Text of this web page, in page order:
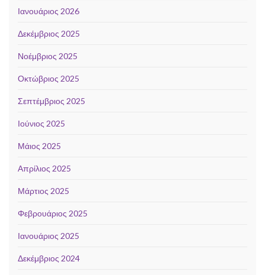
Ιανουάριος 2026
Δεκέμβριος 2025
Νοέμβριος 2025
Οκτώβριος 2025
Σεπτέμβριος 2025
Ιούνιος 2025
Μάιος 2025
Απρίλιος 2025
Μάρτιος 2025
Φεβρουάριος 2025
Ιανουάριος 2025
Δεκέμβριος 2024